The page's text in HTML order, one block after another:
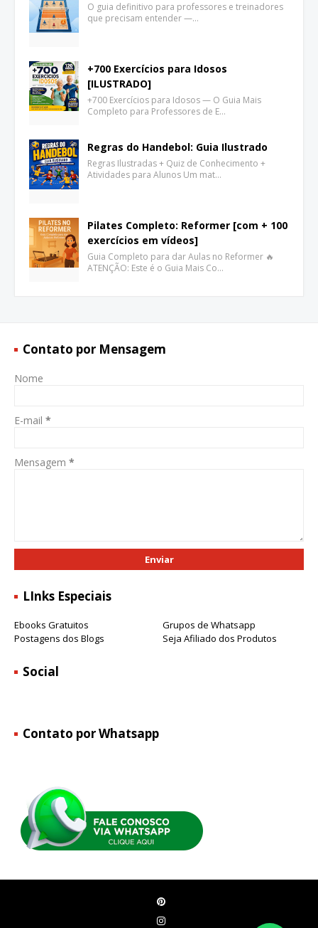
O guia definitivo para professores e treinadores
que precisam entender —…
+700 Exercícios para Idosos
[ILUSTRADO]
+700 Exercícios para Idosos — O Guia Mais
Completo para Professores de E…
Regras do Handebol: Guia Ilustrado
Regras Ilustradas + Quiz de Conhecimento +
Atividades para Alunos Um mat…
Pilates Completo: Reformer [com + 100
exercícios em vídeos]
Guia Completo para dar Aulas no Reformer 🔥
ATENÇÃO: Este é o Guia Mais Co…
Contato por Mensagem
Nome
E-mail *
Mensagem *
LInks Especiais
Ebooks Gratuitos
Grupos de Whatsapp
Postagens dos Blogs
Seja Afiliado dos Produtos
Social
Contato por Whatsapp